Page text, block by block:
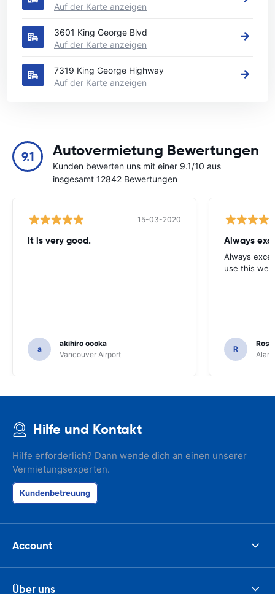
Auf der Karte anzeigen
3601 King George Blvd
Auf der Karte anzeigen
7319 King George Highway
Auf der Karte anzeigen
9.1 Autovermietung Bewertungen
Kunden bewerten uns mit einer 9.1/10 aus
insgesamt 12842 Bewertungen
15-03-2020
It is very good.
a
akihiro oooka
Vancouver Airport
Always
Always
use this
R
Hilfe und Kontakt
Hilfe erforderlich? Dann wende dich an einen unserer
Vermietungsexperten.
Kundenbetreuung
Account
Über uns